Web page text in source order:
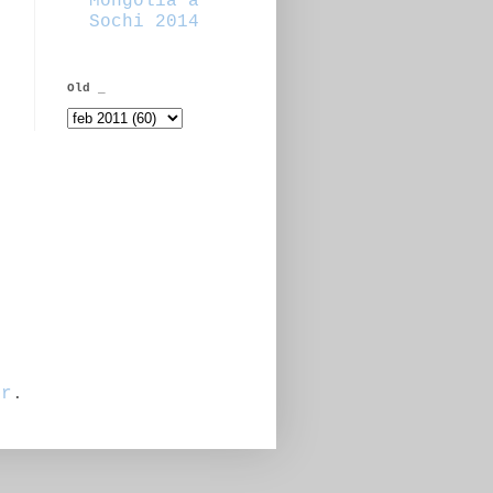
Sochi 2014
Old _
.